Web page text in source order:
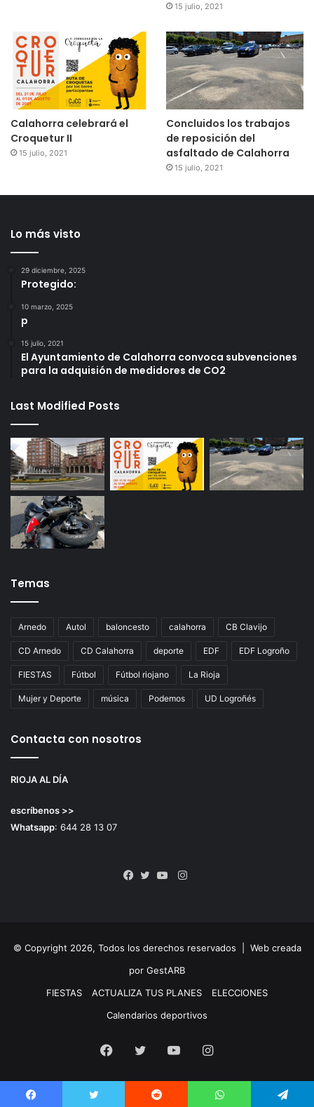
15 julio, 2021
Calahorra celebrará el
Croquetur II
15 julio, 2021
Concluidos los trabajos
de reposición del
asfaltado de Calahorra
15 julio, 2021
Lo más visto
29 diciembre, 2025
Protegido:
10 marzo, 2025
p
15 julio, 2021
El Ayuntamiento de Calahorra convoca subvenciones
para la adquisión de medidores de CO2
Last Modified Posts
Temas
Arnedo Autol baloncesto calahorra CB Clavijo
CD Arnedo CD Calahorra deporte EDF EDF Logroño
FIESTAS Fútbol Fútbol riojano La Rioja
Mujer y Deporte música Podemos UD Logroñés
Contacta con nosotros
RIOJA AL DÍA
escríbenos >>
Whatsapp: 644 28 13 07
Instagram
© Copyright 2026, Todos los derechos reservados | Web creada
por GestARB
FIESTAS
ACTUALIZA TUS PLANES
ELECCIONES
Calendarios deportivos
Facebook
Twitter YouTubeInstagram